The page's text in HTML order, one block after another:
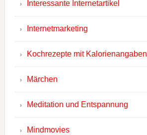
Interessante Internetartikel
Internetmarketing
Kochrezepte mit Kalorienangaben
Märchen
Meditation und Entspannung
Mindmovies